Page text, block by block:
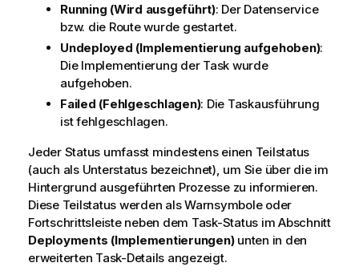
Running (Wird ausgeführt): Der Datenservice
bzw. die Route wurde gestartet.
Undeployed (Implementierung aufgehoben):
Die Implementierung der Task wurde
aufgehoben.
Failed (Fehlgeschlagen): Die Taskausführung
ist fehlgeschlagen.
Jeder Status umfasst mindestens einen Teilstatus
(auch als Unterstatus bezeichnet), um Sie über die im
Hintergrund ausgeführten Prozesse zu informieren.
Diese Teilstatus werden als Warnsymbole oder
Fortschrittsleiste neben dem Task-Status im Abschnitt
Deployments (Implementierungen)unten in den
erweiterten Task-Details angezeigt.